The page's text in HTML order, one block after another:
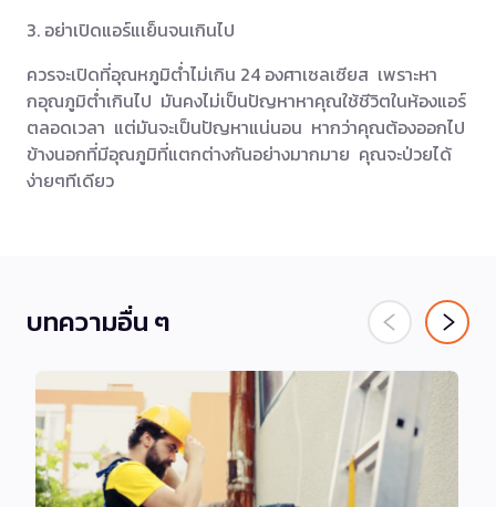
3. อย่าเปิดแอร์แเย็นจนเกินไป
ควรจะเปิดที่อุณหภูมิต่ำไม่เกิน 24 องศาเซลเซียส เพราะหา
กอุณภูมิต่ำเกินไป มันคงไม่เป็นปัญหาหาคุณใช้ชีวิตในห้องแอร์
ตลอดเวลา แต่มันจะเป็นปัญหาแน่นอน หากว่าคุณต้องออกไป
ข้างนอกที่มีอุณภูมิที่แตกต่างกันอย่างมากมาย คุณจะป่วยได้
ง่ายๆทีเดียว
บทความอื่น ๆ